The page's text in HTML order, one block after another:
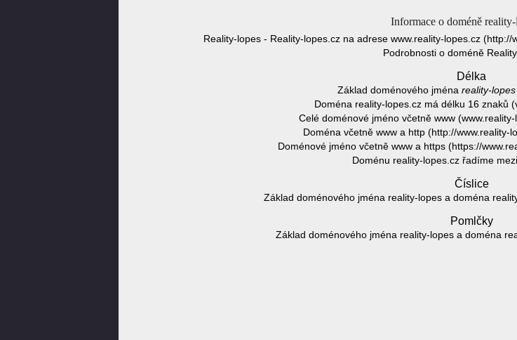
Informace o doméně
Reality-lopes - Reality-lopes.cz na adrese www.reality-lopes.cz (http://
Podrobnosti o doméně
Délka
Základ doménového jména reality-lopes
Doména reality-lopes.cz má délku 16 znaků
Celé doménové jméno včetně www
Doména včetně www a http (http://www.reality-
Doménové jméno včetně www a https (https://
Doménu reality-lopes.cz řadíme
Číslice
Základ doménového jména reality-lopes a doména
Pomlčky
Základ doménového jména reality-lopes a doména